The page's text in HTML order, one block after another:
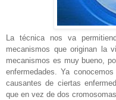
La técnica nos va
mecanismos que originan la
mecanismos es muy bueno,
enfermedades. Ya
causantes de ciertas
que en vez de dos